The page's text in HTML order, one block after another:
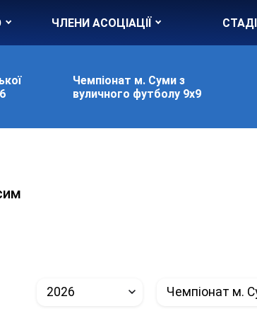
ЧЛЕНИ АСОЦІАЦІЇ
Чемпіонат м. Суми з
вуличного футболу 9х9
2026 Чемпіонат м.